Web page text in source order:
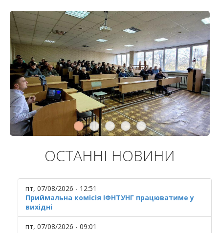
ОСТАННІ НОВИНИ
пт, 07/08/2026 - 12:51
Приймальна комісія ІФНТУНГ працюватиме у
вихідні
пт, 07/08/2026 - 09:01